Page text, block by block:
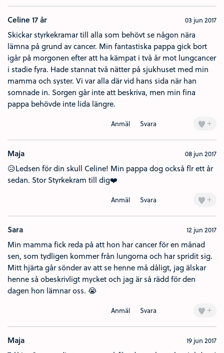
Celine 17 år 03 jun 2017
Skickar styrkekramar till alla som behövt se någon nära
lämna på grund av cancer. Min fantastiska pappa gick bort
igår på morgonen efter att ha kämpat i två år mot lungcancer
i stadie fyra. Hade stannat två nätter på sjukhuset med min
mamma och syster. Vi var alla där vid hans sida när han
somnade in. Sorgen går inte att beskriva, men min fina
pappa behövde inte lida längre.
Anmäl Svara +
Maja 08 jun 2017
😥Ledsen för din skull Celine! Min pappa dog också flr ett år
sedan. Stor Styrkekram till dig❤️
Anmäl Svara +
Sara 12 jun 2017
Min mamma fick reda på att hon har cancer för en månad
sen, som tydligen kommer från lungorna och har spridit sig.
Mitt hjärta går sönder av att se henne må dåligt, jag älskar
henne så obeskrivligt mycket och jag är så rädd för den
dagen hon lämnar oss. 😭
Anmäl Svara +
Maja 19 jun 2017